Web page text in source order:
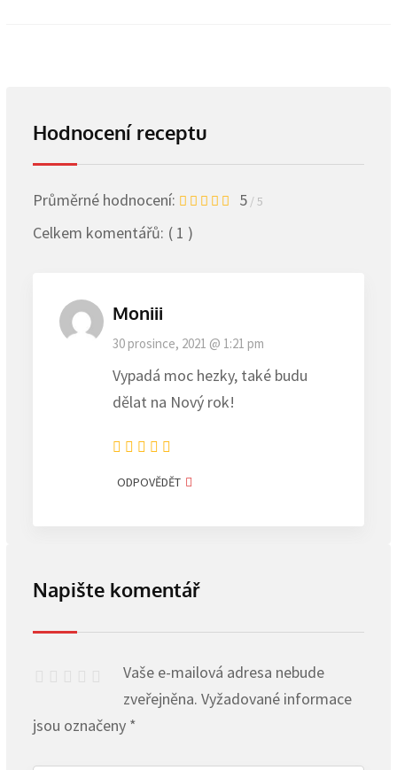
Hodnocení receptu
Průměrné hodnocení: 5 / 5
Celkem komentářů: ( 1 )
Moniii
30 prosince, 2021 @ 1:21 pm
Vypadá moc hezky, také budu
dělat na Nový rok!
ODPOVĚDĚT
Napište komentář
Vaše e-mailová adresa nebude
zveřejněna. Vyžadované informace
jsou označeny *